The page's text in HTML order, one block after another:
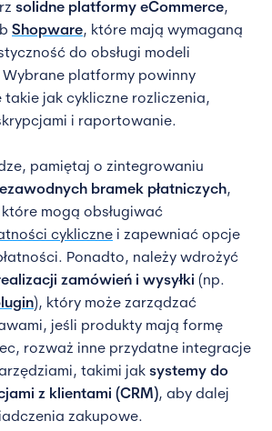
solidne platformy eCommerce,
Shopware, które mają wymaganą
do obsługi modeli
Wybrane platformy powinny
jak cykliczne rozliczenia,
i raportowanie.
pamiętaj o zintegrowaniu
bramek płatniczych,
które mogą obsługiwać
cykliczne i zapewniać opcje
Ponadto, należy wdrożyć
zamówień i wysyłki (np.
), który może zarządzać
jeśli produkty mają formę
rozważ inne przydatne integracje
takimi jak systemy do
z klientami (CRM), aby dalej
zakupowe.